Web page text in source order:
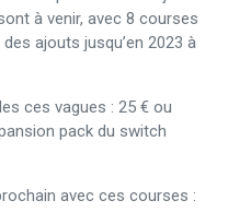
à venir, avec 8 courses
ajouts jusqu’en 2023 à
ces vagues : 25 € ou
pack du switch
avec ces courses :